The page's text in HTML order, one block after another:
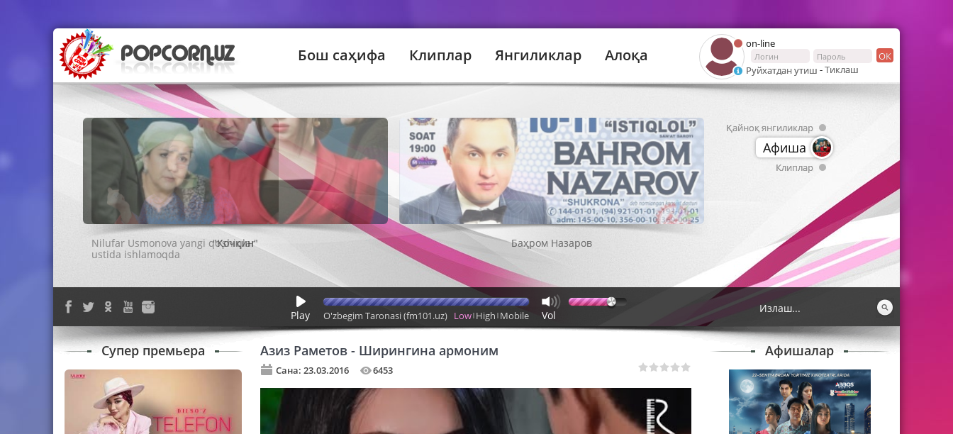
on-line
ОК
Руйхатдан утиш -Тиклаш
Бош саҳифа Клиплар Янгиликлар Алоқа
"Қочқин" Баҳром Назаров
Қайноқ янгиликлар
Афиша
Клиплар
Play Low High Mobile
O'zbegim Taronasi (fm101.uz) Vol
Азиз Раметов - Ширингина армоним
Сана: 23.03.2016 6453
Афишалар
Супер премьера